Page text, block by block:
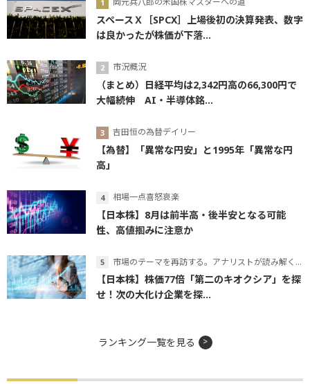
スペースＸ［SPCX］上場後初の決算発表、数字
は良かったが株価が下落...
市況概況
（まとめ）日経平均は2,342円高の66,300円で
大幅続伸 AI・半導体銘...
吉田恒の為替デイリー
【為替】「異常な円安」と1995年「異常な円
高」
相場一点喜怒哀楽
【日本株】8月は前半高・後半安となる可能
性、高値掴みに注意か
市場のテーマを再訪する。アナリストが読み解くテーマの本質
【日本株】株価77倍「第二のキオクシア」を探
せ！次の大化け企業を探...
ランキング一覧を見る